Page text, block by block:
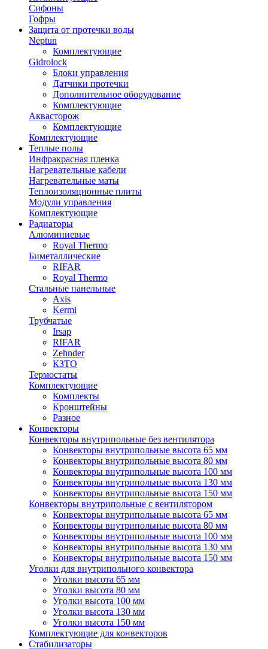
Сифоны
Гофры
Защита от протечки воды
Neptun
Комплектующие
Gidrolock
Блоки управления
Датчики протечки
Дополнительное оборудование
Комплектующие
Аквасторож
Комплектующие
Комплектующие
Теплые полы
Инфракрасная пленка
Нагревательные кабели
Нагревательные маты
Теплоизоляционные плиты
Модули управления
Комплектующие
Радиаторы
Алюминиевые
Royal Thermo
Биметаллические
RIFAR
Royal Thermo
Стальные панельные
Axis
Kermi
Трубчатые
Irsap
RIFAR
Zehnder
КЗТО
Термостаты
Комплектующие
Комплекты
Кронштейны
Разное
Конвекторы
Конвекторы внутрипольные без вентилятора
Конвекторы внутрипольные высота 65 мм
Конвекторы внутрипольные высота 80 мм
Конвекторы внутрипольные высота 100 мм
Конвекторы внутрипольные высота 130 мм
Конвекторы внутрипольные высота 150 мм
Конвекторы внутрипольные с вентилятором
Конвекторы внутрипольные высота 65 мм
Конвекторы внутрипольные высота 80 мм
Конвекторы внутрипольные высота 100 мм
Конвекторы внутрипольные высота 130 мм
Конвекторы внутрипольные высота 150 мм
Уголки для внутрипольного конвектора
Уголки высота 65 мм
Уголки высота 80 мм
Уголки высота 100 мм
Уголки высота 130 мм
Уголки высота 150 мм
Комплектующие для конвекторов
Стабилизаторы